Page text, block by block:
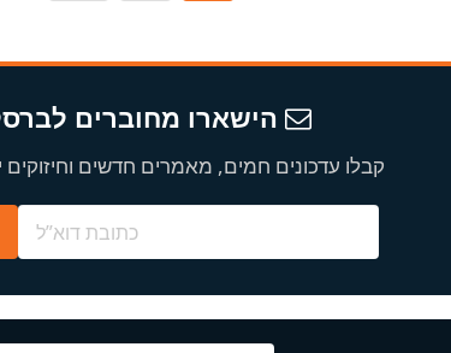
הישארו מחוברים
קבלו עדכונים חמים, מאמרים חדשים וחיזוקים